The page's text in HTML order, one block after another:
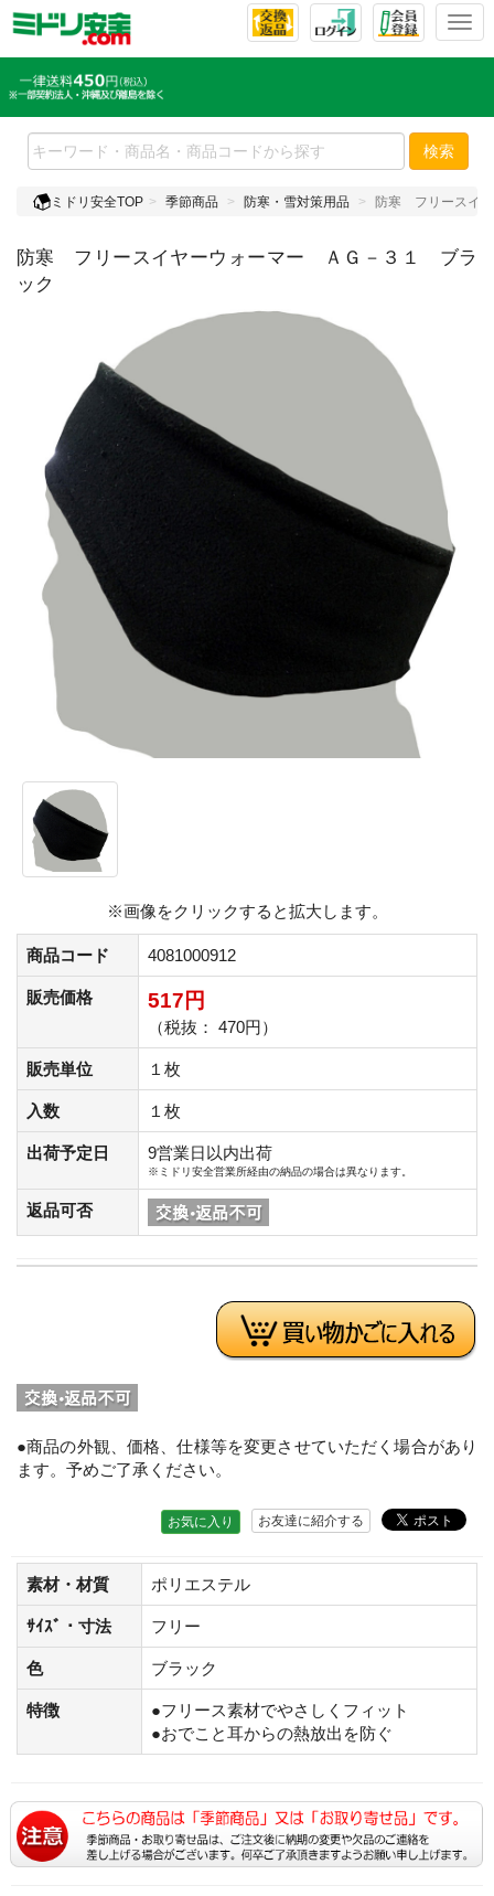
T
l
e
n
v
g
検索
ミドリ安全TOP 季節商品 防寒・雪対策用品 防寒 フリースイ
防寒 フリースイヤーウォーマー ＡＧ－３１ ブラ
ック
※画像をクリックすると拡大します。
商品コード 4081000912
販売価格 517円
（税抜： 470円）
販売単位 １枚
入数 １枚
出荷予定日 9営業日以内出荷
※ミドリ安全営業所経由の納品の場合は異なります。
返品可否
●商品の外観、価格、仕様等を変更させていただく場合があり
ます。予めご了承ください。
お友達に紹介する
お気に入り
素材・材質 ポリエステル
ｻｲｽﾞ・寸法 フリー
色 ブラック
特徴
●フリース素材でやさしくフィット
●おでこと耳からの熱放出を防ぐ